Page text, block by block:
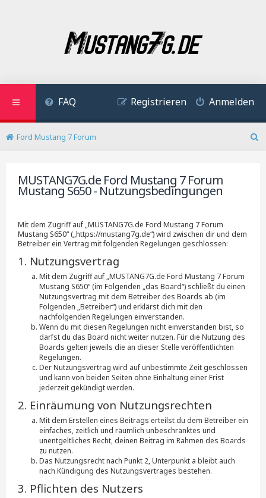
FAQ Anmelden
Registrieren
Ford Mustang 7 Forum
MUSTANG7G.de Ford Mustang 7 Forum
Mustang S650 - Nutzungsbedingungen
Mit dem Zugriff auf „MUSTANG7G.de Ford Mustang 7 Forum
Mustang S650“ („https://mustang7g.de“) wird zwischen dir und dem
Betreiber ein Vertrag mit folgenden Regelungen geschlossen:
1. Nutzungsvertrag
Mit dem Zugriff auf „MUSTANG7G.de Ford Mustang 7 Forum
Mustang S650“ (im Folgenden „das Board“) schließt du einen
Nutzungsvertrag mit dem Betreiber des Boards ab (im
Folgenden „Betreiber“) und erklärst dich mit den
nachfolgenden Regelungen einverstanden.
Wenn du mit diesen Regelungen nicht einverstanden bist, so
darfst du das Board nicht weiter nutzen. Für die Nutzung des
Boards gelten jeweils die an dieser Stelle veröffentlichten
Regelungen.
Der Nutzungsvertrag wird auf unbestimmte Zeit geschlossen
und kann von beiden Seiten ohne Einhaltung einer Frist
jederzeit gekündigt werden.
2. Einräumung von Nutzungsrechten
Mit dem Erstellen eines Beitrags erteilst du dem Betreiber ein
einfaches, zeitlich und räumlich unbeschränktes und
unentgeltliches Recht, deinen Beitrag im Rahmen des Boards
zu nutzen.
Das Nutzungsrecht nach Punkt 2, Unterpunkt a bleibt auch
nach Kündigung des Nutzungsvertrages bestehen.
3. Pflichten des Nutzers